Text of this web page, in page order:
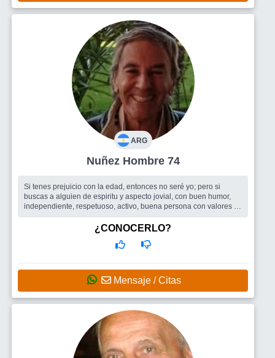
ARG
Nuñez Hombre 74
Si tenes prejuicio con la edad, entonces no seré yo; pero si
buscas a alguien de espiritu y aspecto jovial, con buen humor,
independiente, respetuoso, activo, buena persona con valores ...
Una Mujer que contenga una Buena Persona
¿CONOCERLO?
Mensaje / Citas